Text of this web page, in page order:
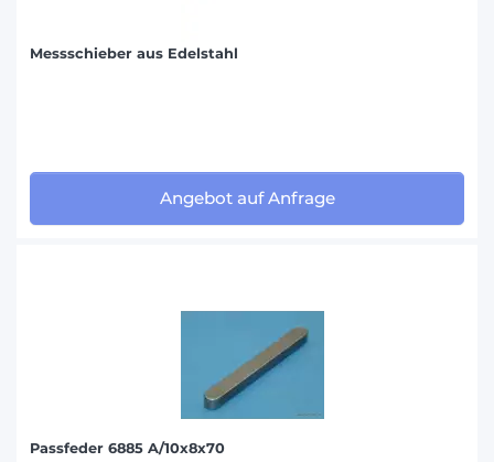
Messschieber aus Edelstahl
Angebot auf Anfrage
Passfeder 6885 A/10x8x70